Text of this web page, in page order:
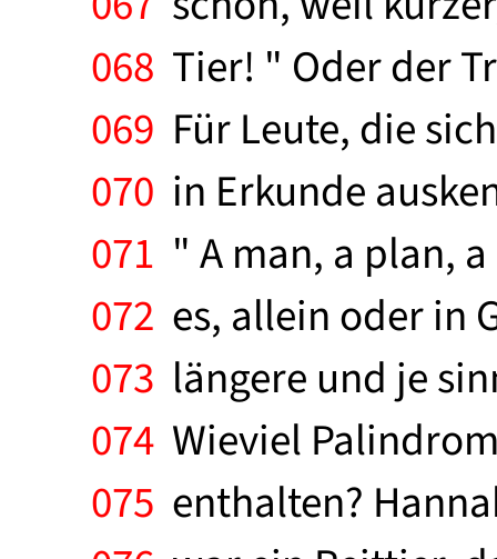
068 Tier! " Oder der
069 Für Leute, die
070 in Erkunde
071 " A man, a plan,
072 es, allein oder in
073 längere und je
074 Wieviel
075 enthalten?